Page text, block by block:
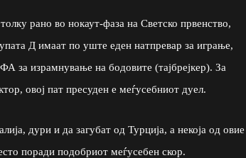
рано во нокаут-фаза на Светско првенство,
Д имаат по уште еден натпревар за играње,
за израмнување на бодовите (тајбрејкер). За
овој пат пресуден е меѓусебниот дуел.
дури и да загубат од Турција, а некоја од овие
поради подобриот меѓусебен скор.